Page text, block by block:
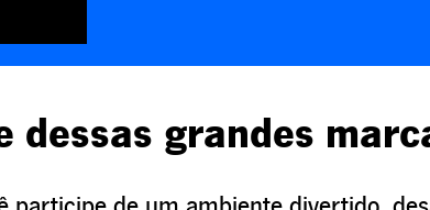
dessas grandes